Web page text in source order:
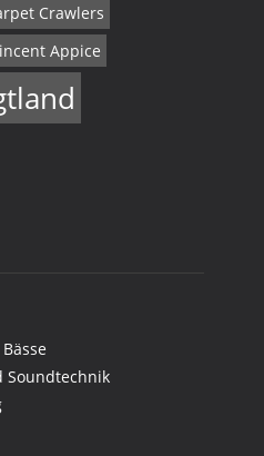
Crawlers
Appice
Soundtechnik